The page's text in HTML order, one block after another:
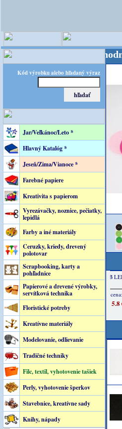
Kód výrobku alebo hľadaný výraz
Jar/Veľkánoc/Leto *
Hlavný Katalóg *
Jeseň/Zima/Vianoce *
Farebné papiere
Kreativita s papierom
Vyrezávačky, noznice, pečiatky,
lepidlá
Farby a iné materiály
Ceruzky, kriedy, drevený
polotovar
Scrapbooking, karty a
pohľadnice
Papierové a drevené výrobky,
servítková technika
Floristické potreby
Kreatívne materiály
Modelovanie, odlievanie
Tradičné techniky
Filc, textil, vyhotovenie tašiek
Perly, vyhotovenie šperkov
Stavebnice, kreatívne sady
Knihy, nápady
- Kvalita za výhodnú cenu!